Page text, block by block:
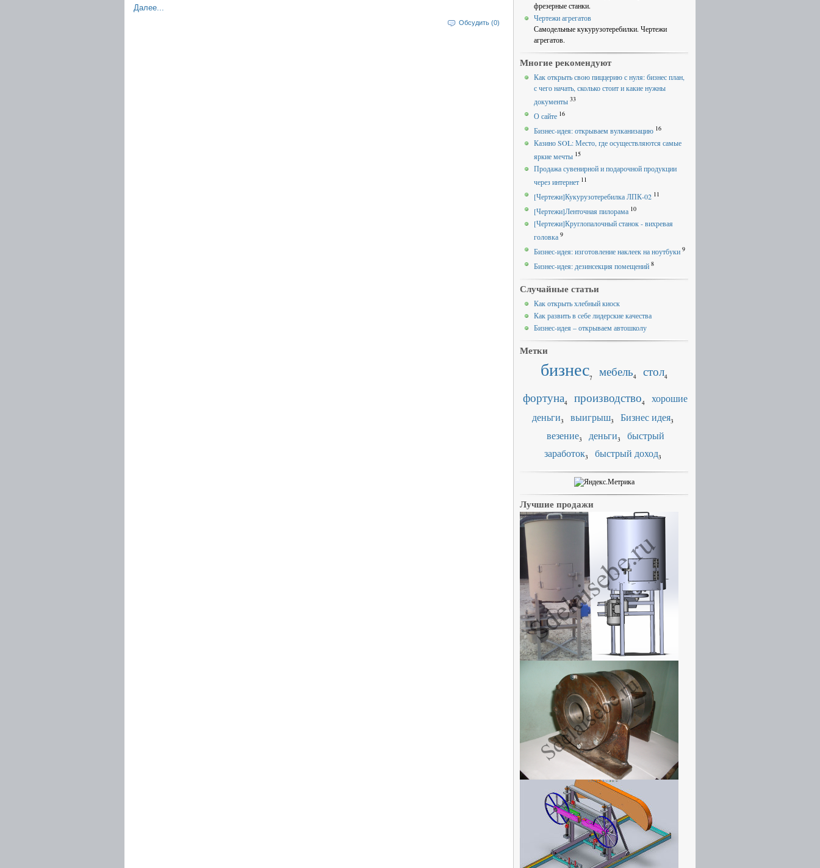
Далее...
Обсудить (0)
фрезерные станки.
Чертежи агрегатов
Самодельные кукурузотеребилки. Чертежи
агрегатов.
Многие рекомендуют
Как открыть свою пиццерию с нуля: бизнес план,
с чего начать, сколько стоит и какие нужны
документы 33
О сайте 16
Бизнес-идея: открываем вулканизацию 16
Казино SOL: Место, где осуществляются самые
яркие мечты 15
Продажа сувенирной и подарочной продукции
через интернет 11
[Чертежи]Кукурузотеребилка ЛПК-02 11
[Чертежи]Ленточная пилорама 10
[Чертежи]Круглопалочный станок - вихревая
головка 9
Бизнес-идея: изготовление наклеек на ноутбуки 9
Бизнес-идея: дезинсекция помещений 8
Случайные статьи
Как открыть хлебный киоск
Как развить в себе лидерские качества
Бизнес-идея – открываем автошколу
Метки
бизнес7 мебель4 стол4
фортуна4 производство4
хорошие
деньги3 выигрыш3 Бизнес идея3
везение3 деньги3
быстрый
заработок3 быстрый доход3
Лучшие продажи